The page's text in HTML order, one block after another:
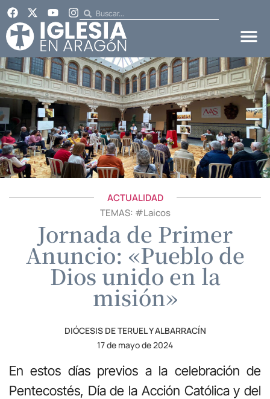
ACTUALIDAD
TEMAS: #Laicos
Jornada de Primer
Anuncio: «Pueblo de
Dios unido en la
misión»
DIÓCESIS DE TERUEL Y ALBARRACÍN
17 de mayo de 2024
En estos días previos a la celebración de
Pentecostés, Día de la Acción Católica y del